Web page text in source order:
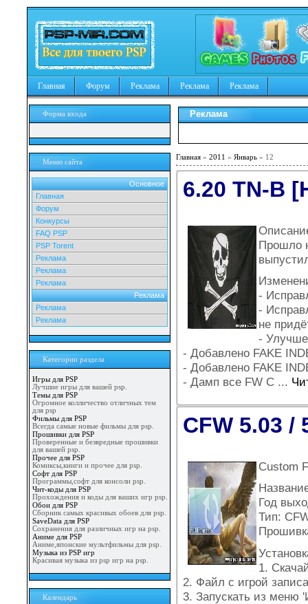
Главная Форум Реклама Реклама Реклама
Форма входа
Меню сайта
Основное
Главная
Форум
Конкурсы
FAQ PSP
PSP Torent
Реклама
Реклама
Реклама
Реклама
Реклама
Реклама
Категории раздела
Игры для PSP
Лучшие игры для вашей psp.
Темы для PSP
Огромное колличество отличных тем
для psp
Фильмы для PSP
Всегда самые новые фильмы для psp.
Прошивки для PSP
Проверенные и безвредные прошивки
для вашей psp.
Прочее для PSP
Комиксы,книги и прочее для psp.
Софт для PSP
Программы,софт для консоли psp.
Чит-коды для PSP
Прохождения и коды для ваших игр psp.
Обои для PSP
Сборник самых красивых обоев для psp.
SaveData для PSP
Сохранения для различных игр на psp.
Аниме для PSP
Аниме,японские мультфильмы для psp.
Музыка из PSP игр
Красивая музыка из psp игр на psp.
Календарь
Реклама
Главная » 2011 » Январь » 12
6.20 TN-B
Прошло
-
-
не
-
- Добавлено FAKE
- Добавлено FAKE
- Дамп все FW С ...
CFW 5.03 /
Custom
Год
Тип:
1.
2. Файл с игрой
3. Запускать из меню